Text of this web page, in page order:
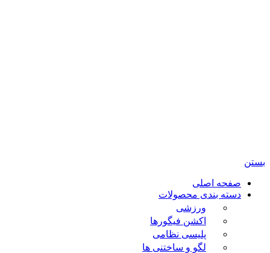
صفحه اصلی
دسته بندی محصولات
ورزشی
اکشن فیگورها
پلیسی نظامی
لگو و ساختنی ها